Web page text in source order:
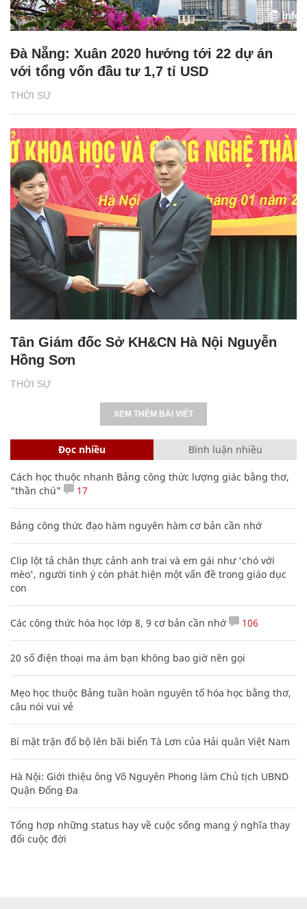
THỜI SỰ
Đà Nẵng: Xuân 2020 hướng tới 22 dự án
với tổng vốn đầu tư 1,7 tỉ USD
THỜI SỰ
Tân Giám đốc Sở KH&CN Hà Nội Nguyễn
Hồng Sơn
XEM THÊM BÀI VIẾT
Đọc nhiều Bình luận nhiều
Cách học thuộc nhanh Bảng công thức lượng giác bằng thơ,
"thần chú"
17
Bảng công thức đạo hàm nguyên hàm cơ bản cần nhớ
Clip lột tả chân thực cảnh anh trai và em gái như 'chó với
mèo', người tinh ý còn phát hiện một vấn đề trong giáo dục
con
Các công thức hóa học lớp 8, 9 cơ bản cần nhớ 106
20 số điện thoại ma ám bạn không bao giờ nên gọi
Mẹo học thuộc Bảng tuần hoàn nguyên tố hóa học bằng thơ,
câu nói vui vẻ
Bí mật trận đổ bộ lên bãi biển Tà Lơn của Hải quân Việt Nam
Hà Nội: Giới thiệu ông Võ Nguyên Phong làm Chủ tịch UBND
Quận Đống Đa
Tổng hợp những status hay về cuộc sống mang ý nghĩa thay
đổi cuộc đời